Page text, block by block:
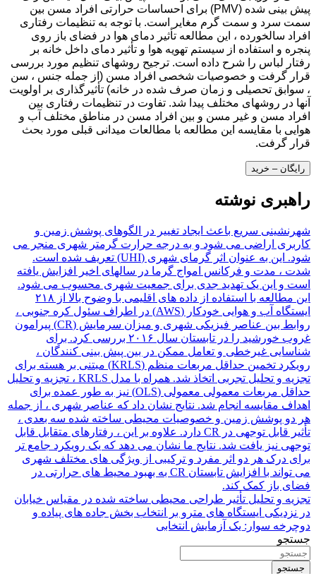
پیش بینی شده (PMV) برای احساسات حرارتی افراد مسن بین
سمت سرد و سمت گرم مغایر است. با توجه به تنظیمات رفتاری
افراد سالخورده ، این مطالعه تأثیر دمای هوا در فضای باز روی
پنجره و استفاده از سیستم تهویه هوا و تأثیر دمای داخل خانه بر
رفتار لباس را شرح داده است. ترجیح روشهای تنظیم مورد بررسی
قرار گرفت و خصوصیات شخصی افراد مسن (از جمله جنس ، سن
، سوابق تحصیلی و زمان صرف شده در خانه) تأثیرگذاری بر اولویت
آنها در روشهای مختلف پیدا شد. تفاوت در تنظیمات رفتاری بین
افراد مسن و غیر مسن و بین افراد مسن در مناطق مختلف آب و
هوایی با مقایسه این مطالعه با مطالعات میدانی قبلی مورد بحث
قرار گرفت.
رایگان – خرید
راهبری نوشته
شهرنشینی سریع باعث ایجاد تغییر در الگوهای پوشش زمین و
کاربری اراضی می شود و به درجه حرارت گرمتر شهری منجر می
شود. این به عنوان اثر گرمای شهری (UHI) تعریف شده است.
شدت ، مدت و فرکانس امواج گرما در سالهای اخیر افزایش یافته
است و این یک تهدید جدی برای جمعیت شهری محسوب می شود.
این مطالعه با استفاده از داده های اقلیمی با وضوح بالا از ۲۱۸
ایستگاه آب و هوایی خودکار (AWS) در اطراف سئول کره جنوبی ،
روابط بین عناصر فیزیکی شهری و میزان سرمایش (CR) پیرامون
غروب خورشید را در تابستان سال ۲۰۱۶ بررسی کرد. برای
شناسایی غیرخطی و تعامل ممکن در بین پیش بینی کنندگان ،
رویکرد تخمین حداقل مربعات منظم (KRLS) مبتنی بر هسته برای
تجزیه و تحلیل تجربی اتخاذ شد. همراه با مدل KRLS ، تجزیه و تحلیل
حداقل مربعات معمولی معمولی (OLS) نیز به طور عمده برای
اهداف مقایسه انجام شد. نتایج نشان داد که عناصر شهری ، از جمله
هر دو پوشش زمین و خصوصیات محیطی ساخته شده سه بعدی ،
تأثیر قابل توجهی در CR دارد. علاوه بر این ، رفتارهای متقابل قابل
توجهی نیز یافت شد. نتایج ما نشان می دهد که یک رویکرد جامع تر
برای درک هر دو اثر مفرد و ترکیبی از ویژگی های مختلف شهری
می تواند با افزایش تابستان CR به بهبود محیط های حرارتی در
فضای باز کمک کند.
تجزیه و تحلیل تأثیر طراحی محیطی ساخته شده در مقیاس خیابان
در نزدیکی ایستگاه های مترو بر انتخاب بخش جاده های پیاده و
دوچرخه سوار: یک آزمایش انتخابی
جستجو
جستجو